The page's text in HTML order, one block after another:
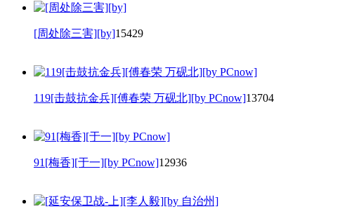
[周处除三害][by]15429
119[击鼓抗金兵][傅春荣 万砚北][by PCnow]13704
91[梅香][于一][by PCnow]12936